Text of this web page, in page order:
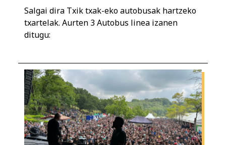
Salgai dira Txik txak-eko autobusak hartzeko
txartelak. Aurten 3 Autobus linea izanen
ditugu: